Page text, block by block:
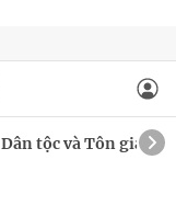
Dân tộc và Tôn giáo